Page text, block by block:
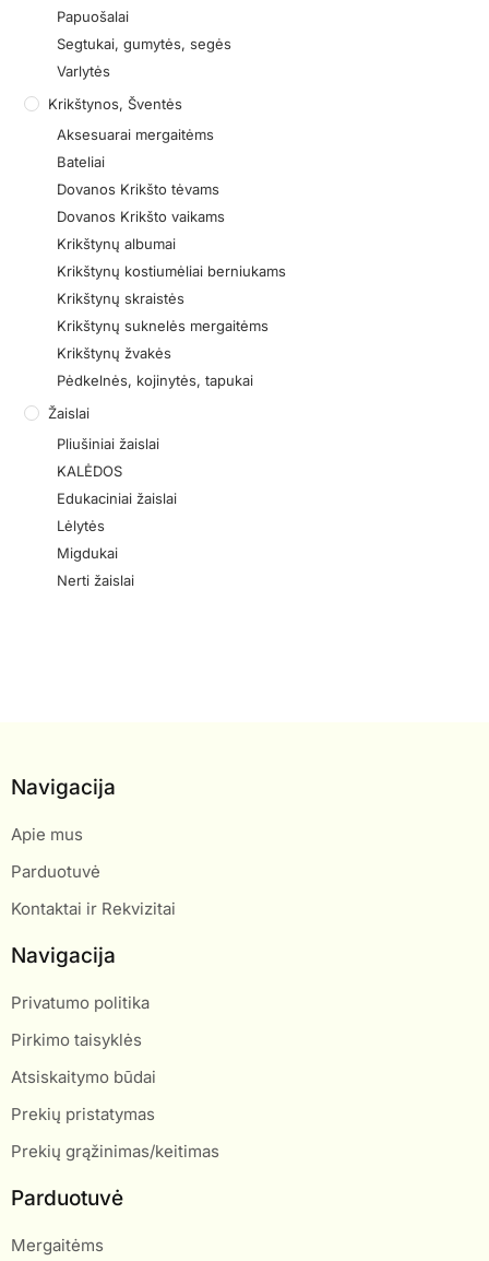
Papuošalai
Segtukai, gumytės, segės
Varlytės
Krikštynos, Šventės
Aksesuarai mergaitėms
Bateliai
Dovanos Krikšto tėvams
Dovanos Krikšto vaikams
Krikštynų albumai
Krikštynų kostiumėliai berniukams
Krikštynų skraistės
Krikštynų suknelės mergaitėms
Krikštynų žvakės
Pėdkelnės, kojinytės, tapukai
Žaislai
Pliušiniai žaislai
KALĖDOS
Edukaciniai žaislai
Lėlytės
Migdukai
Nerti žaislai
Navigacija
Apie mus
Parduotuvė
Kontaktai ir Rekvizitai
Navigacija
Privatumo politika
Pirkimo taisyklės
Atsiskaitymo būdai
Prekių pristatymas
Prekių grąžinimas/keitimas
Parduotuvė
Mergaitėms